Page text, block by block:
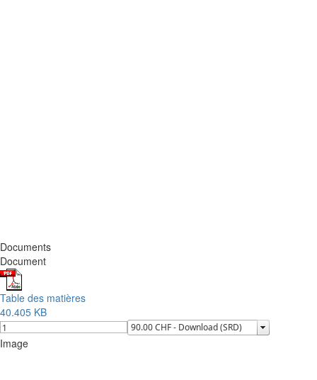
Documents
Document
Table des matières
40.405 KB
Image